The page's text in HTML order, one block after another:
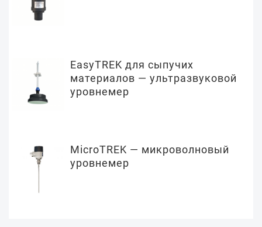
EasyTREK для сыпучих
материалов — ультразвуковой
уровнемер
MicroTREK — микроволновый
уровнемер